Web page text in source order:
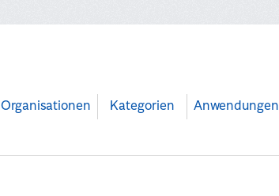
Organisationen Kategorien Anwendungen